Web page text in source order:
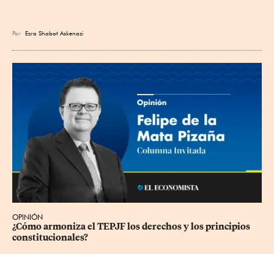
Por Ezra Shabot Askenazi
OPINIÓN
¿Cómo armoniza el TEPJF los derechos y los principios
constitucionales?